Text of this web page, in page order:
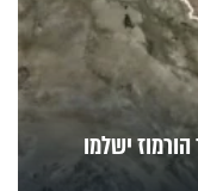
ישלמו